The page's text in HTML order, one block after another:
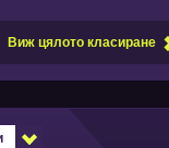
Виж цялото класиране